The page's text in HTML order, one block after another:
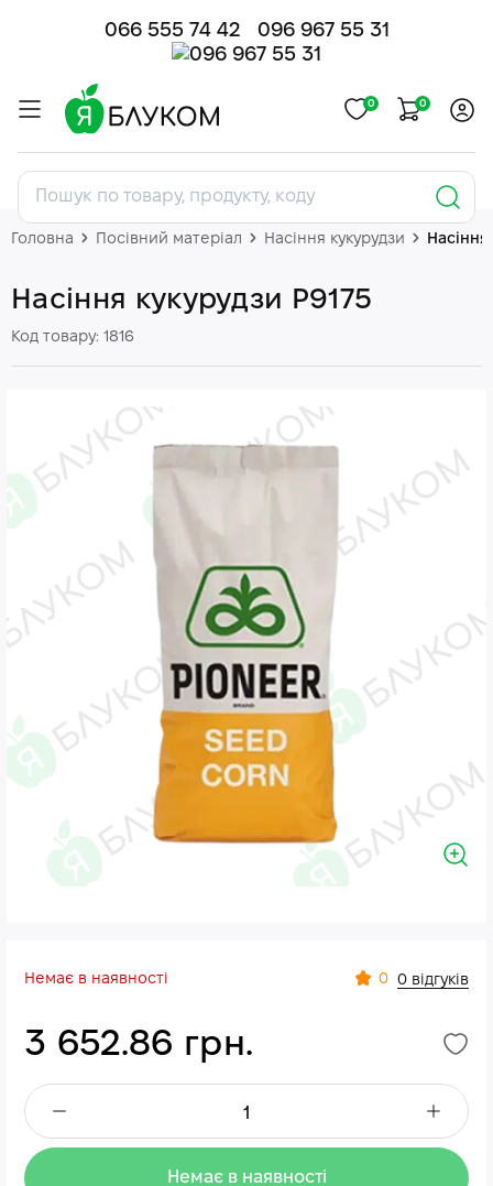
066 555 74 42 096 967 55 31
0 0
Головна Посівний матеріал Насіння кукурудзи Насіння
Насіння кукурудзи P9175
Код товару: 1816
Немає в наявності 0 0 відгуків
3 652.86 грн.
Немає в наявності